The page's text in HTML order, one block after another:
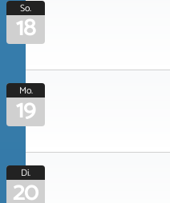
So.
18
Mo.
19
Di.
20